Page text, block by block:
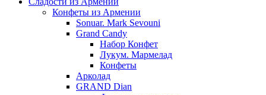
Конфеты из Армении
Sonuar. Mark Sevouni
Grand Candy
Набор Конфет
Лукум. Мармелад
Конфеты
Арколад
GRAND Dian